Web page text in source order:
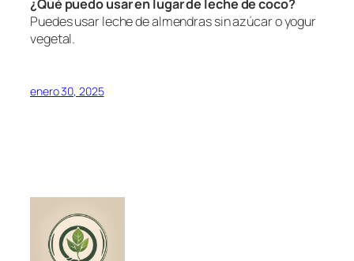
¿Qué puedo usar en lugar de leche de coco?
Puedes usar leche de almendras sin azúcar o yogur
vegetal.
enero 30, 2025